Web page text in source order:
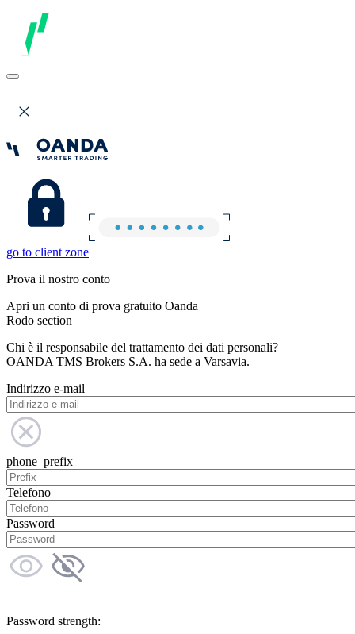
go to client zone
Prova il nostro conto
Apri un conto di prova gratuito Oanda
Rodo section
Chi è il responsabile del trattamento dei dati personali?
OANDA TMS Brokers S.A. ha sede a Varsavia.
Indirizzo e-mail
phone_prefix
Telefono
Password
Password strength: